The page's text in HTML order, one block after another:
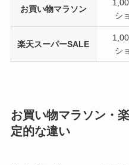
お買い物マラソン
シ
楽天スーパーSALE
シ
お買い物マラソン・
定的な違い